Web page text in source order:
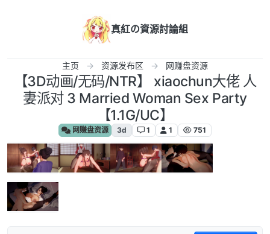
真紅の資源討論組
主页 资源发布区 网赚盘资源
【3D动画/无码/NTR】 xiaochun大佬 人
妻派对 3 Married Woman Sex Party
【1.1G/UC】
网赚盘资源 3d 1 1 751